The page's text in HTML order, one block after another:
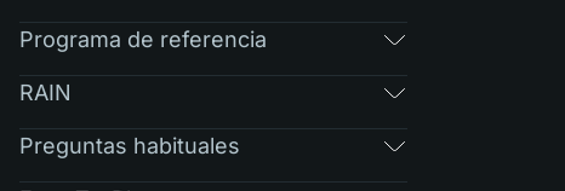
Programa de referencia
RAIN
Preguntas habituales